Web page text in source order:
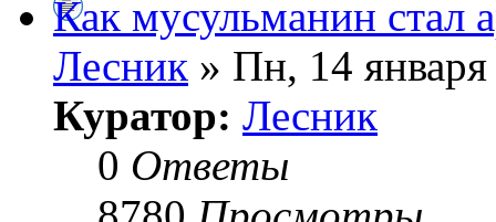
Как мусульманин стал
Лесник » Пн, 14
Куратор: Лесник
0 Ответы